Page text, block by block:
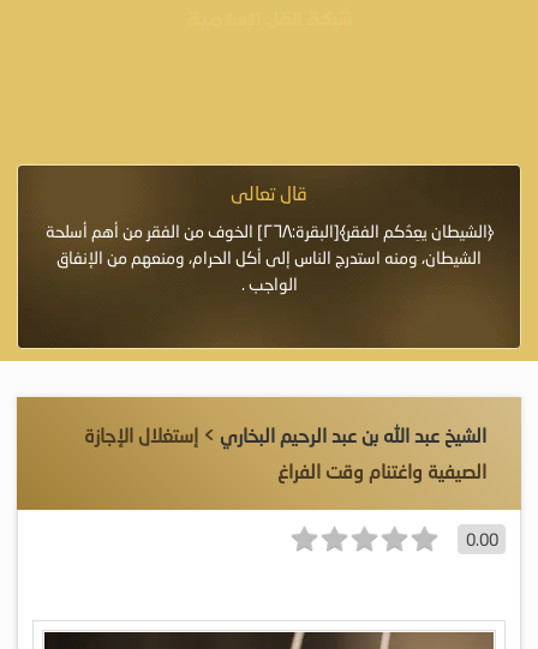
قال تعالى
﴿الشيطان يعِدُكم الفقر﴾[البقرة:٢٦٨] الخوف من الفقر من أهم أسلحة
الشيطان، ومنه استدرج الناس إلى أكل الحرام، ومنعهم من الإنفاق
الواجب .
الشيخ عبد الله بن عبد الرحيم البخاري > إستغلال الإجازة
الصيفية واغتنام وقت الفراغ
0.00